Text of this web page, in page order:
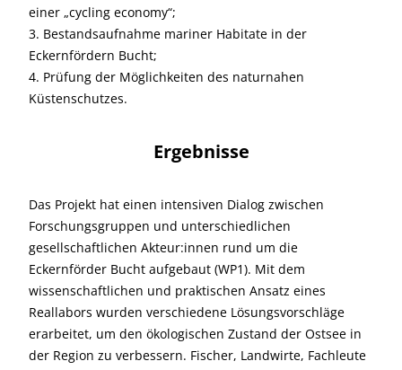
einer „cycling economy“;
3. Bestandsaufnahme mariner Habitate in der
Eckernfördern Bucht;
4. Prüfung der Möglichkeiten des naturnahen
Küstenschutzes.
Ergebnisse
Das Projekt hat einen intensiven Dialog zwischen
Forschungsgruppen und unterschiedlichen
gesellschaftlichen Akteur:innen rund um die
Eckernförder Bucht aufgebaut (WP1). Mit dem
wissenschaftlichen und praktischen Ansatz eines
Reallabors wurden verschiedene Lösungsvorschläge
erarbeitet, um den ökologischen Zustand der Ostsee in
der Region zu verbessern. Fischer, Landwirte, Fachleute